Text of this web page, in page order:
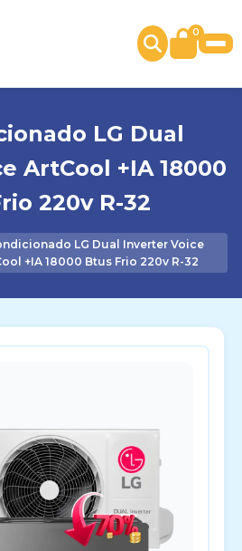
0
LG Dual
ArtCool +IA 18000
220v R-32
LG Dual Inverter Voice
+IA 18000 Btus Frio 220v R-32